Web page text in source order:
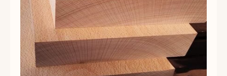
Пишите нампо
любым
вопросам